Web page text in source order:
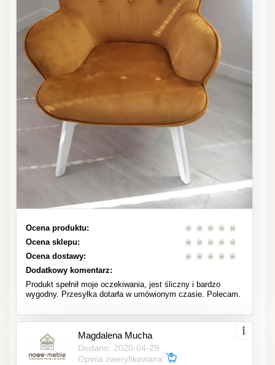
Ocena produktu:
Ocena sklepu:
Ocena dostawy:
Dodatkowy komentarz:
Produkt spełnił moje oczekiwania, jest śliczny i bardzo
wygodny. Przesyłka dotarła w umówionym czasie. Polecam.
Magdalena Mucha
Dodano: 2020-04-29
Opinia zweryfikowana